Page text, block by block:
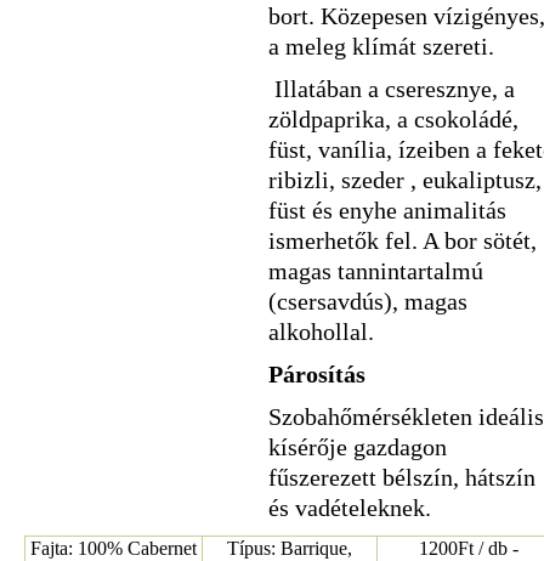
bort. Közepesen vízigényes,
a meleg klímát szereti.
Illatában a cseresznye, a
zöldpaprika, a csokoládé,
füst, vanília, ízeiben a
ribizli, szeder , eukaliptusz,
füst és enyhe animalitás
ismerhetők fel. A bor sötét,
magas tannintartalmú
(csersavdús), magas
alkohollal.
Párosítás
Szobahőmérsékleten ideális
kísérője gazdagon
fűszerezett bélszín, hátszín
és vadételeknek.
Fajta: 100% Cabernet
Típus: Barrique,
1200Ft / db -